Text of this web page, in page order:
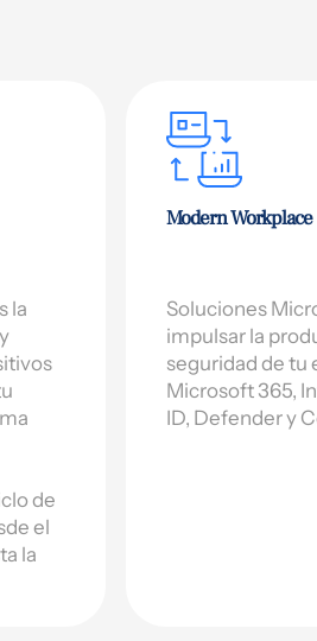
la
de
el
la
Modern Workplace
Soluciones
impulsar la
seguridad de tu
Microsoft 365,
ID, Defender y